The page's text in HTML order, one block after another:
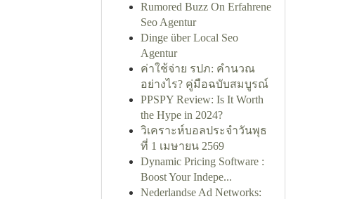
Rumored Buzz On Erfahrene
Seo Agentur
Dinge über Local Seo
Agentur
ค่าใช้จ่าย รปภ: คำนวณ
อย่างไร? คู่มือฉบับสมบูรณ์
PPSPY Review: Is It Worth
the Hype in 2024?
วิเคราะห์บอลประจำวันพุธ
ที่ 1 เมษายน 2569
Dynamic Pricing Software :
Boost Your Indepe...
Nederlandse Ad Networks: